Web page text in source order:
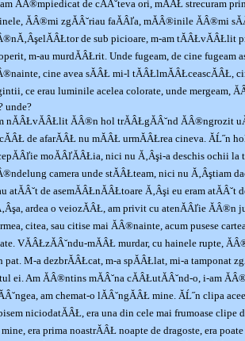
ĂÂ®mpiedicat de cĂÂ˘teva ori, mĂÂŁ strecuram
ĂÂ®mi zgĂÂ˘riau faĂÂľa, mĂÂ®inile ĂÂ®mi
de sub picioare, m-am
m-au murdĂÂŁrit. Unde fugeam, de cine fugeam
cine avea sĂÂŁ mi-l tĂÂŁlmĂÂŁceascĂÂŁ,
ce erau luminile acelea colorate, unde mergeam,
unde?
nĂÂŁvĂÂŁlit ĂÂ®n hol trĂÂŁgĂÂ˘nd ĂÂ®ngrozit
de afarĂÂŁ nu mĂÂŁ urmĂÂŁrea cineva. ĂĹ˝n
moĂÂľĂÂŁia, nici nu Ă‚Âşi-a deschis ochii la
camera unde stĂÂŁteam, nici nu Ă‚Âştiam
atĂÂ˘t de asemĂÂŁnĂÂŁtoare Ă‚Âşi eu eram
ardea o veiozĂÂŁ, am privit cu atenĂÂľie ĂÂ®n
citea, sau citise mai ĂÂ®nainte, acum pusese
VĂÂŁzĂÂ˘ndu-mĂÂŁ murdar, cu hainele rupte,
pat. M-a dezbrĂÂŁcat, m-a spĂÂŁlat, mi-a tamponat
ei. Am ĂÂ®ntins mĂÂ˘na cĂÂŁutĂÂ˘nd-o, i-am
am chemat-o lĂÂ˘ngĂÂŁ mine. ĂĹ˝n clipa
niciodatĂÂŁ, era una din cele mai frumoase clipe
era prima noastrĂÂŁ noapte de dragoste, era